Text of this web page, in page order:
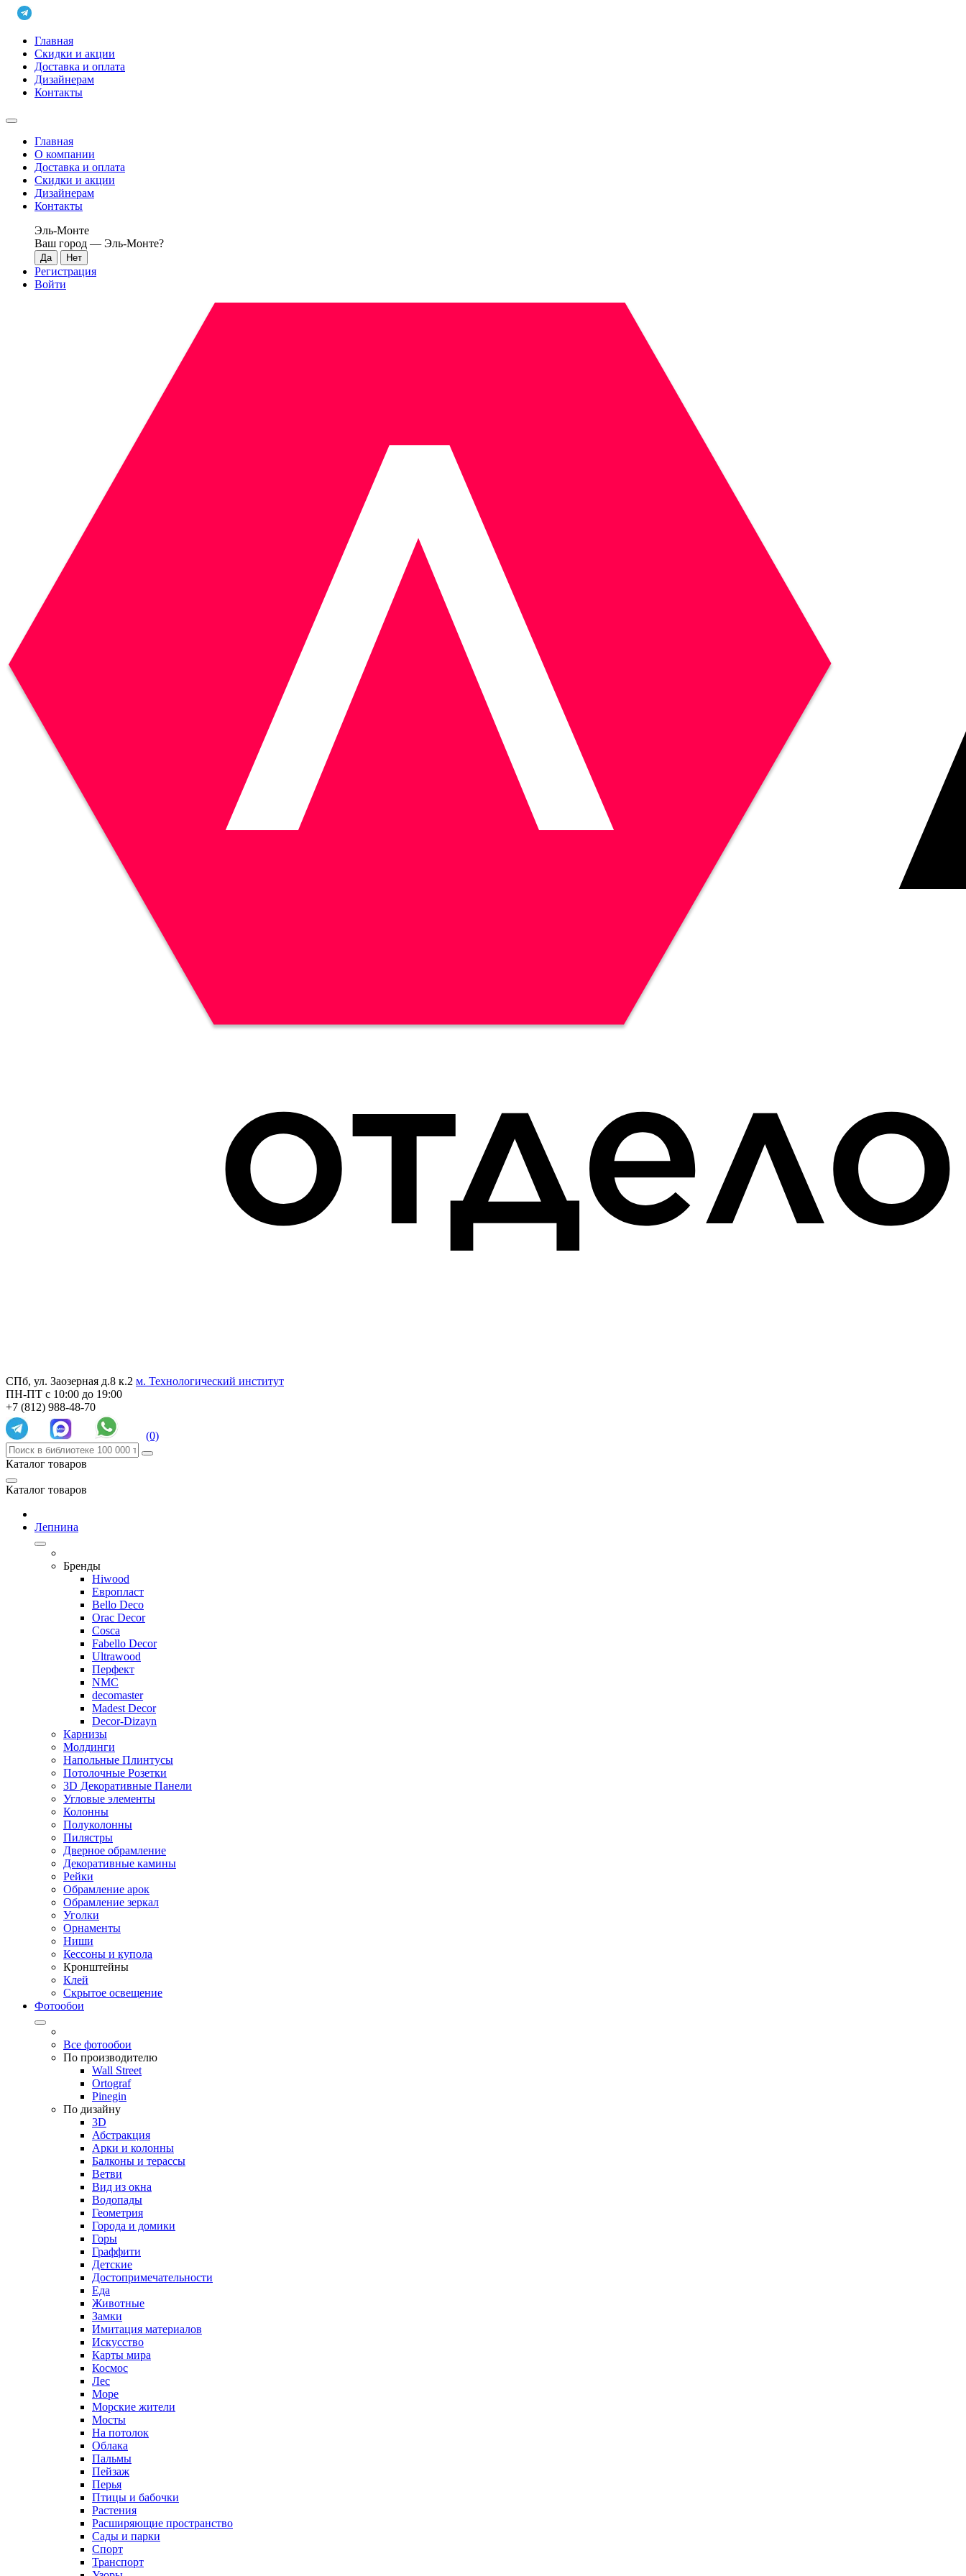
Главная
Скидки и акции
Доставка и оплата
Дизайнерам
Контакты
Главная
О компании
Доставка и оплата
Скидки и акции
Дизайнерам
Контакты
Эль-Монте
Ваш город — Эль-Монте?
Регистрация
Войти
СПб, ул. Заозерная д.8 к.2 м. Технологический институт
ПН-ПТ с 10:00 до 19:00
+7 (812) 988-48-70
(0)
Каталог товаров
Каталог товаров
Лепнина
Бренды
Hiwood
Европласт
Bello Deco
Orac Decor
Cosca
Fabello Decor
Ultrawood
Перфект
NMC
decomaster
Madest Decor
Decor-Dizayn
Карнизы
Молдинги
Напольные Плинтусы
Потолочные Розетки
3D Декоративные Панели
Угловые элементы
Колонны
Полуколонны
Пилястры
Дверное обрамление
Декоративные камины
Рейки
Обрамление арок
Обрамление зеркал
Уголки
Орнаменты
Ниши
Кессоны и купола
Кронштейны
Клей
Скрытое освещение
Фотообои
Все фотообои
По производителю
Wall Street
Ortograf
Pinegin
По дизайну
3D
Абстракция
Арки и колонны
Балконы и терассы
Ветви
Вид из окна
Водопады
Геометрия
Города и домики
Горы
Граффити
Детские
Достопримечательности
Еда
Животные
Замки
Имитация материалов
Искусство
Карты мира
Космос
Лес
Море
Морские жители
Мосты
На потолок
Облака
Пальмы
Пейзаж
Перья
Птицы и бабочки
Растения
Расширяющие пространство
Сады и парки
Спорт
Транспорт